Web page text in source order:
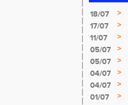
18/07 >
17/07 >
11/07 >
05/07
>
05/07
>
04/07 >
04/07
>
01/07 >